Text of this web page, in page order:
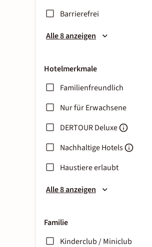
Barrierefrei
Alle 8 anzeigen
Hotelmerkmale
Familienfreundlich
Nur für Erwachsene
DERTOUR Deluxe
Nachhaltige Hotels
Haustiere erlaubt
Alle 8 anzeigen
Familie
Kinderclub / Miniclub